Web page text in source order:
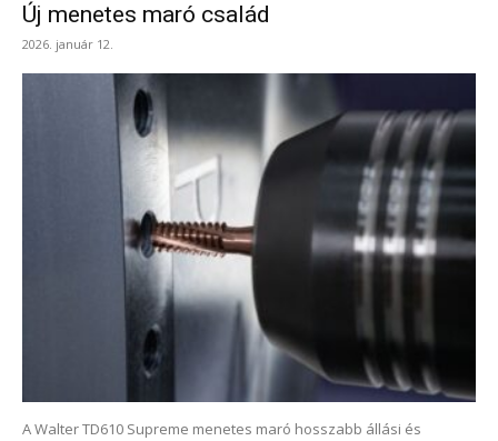
Új menetes maró család
2026. január 12.
A Walter TD610 Supreme menetes maró hosszabb állási és